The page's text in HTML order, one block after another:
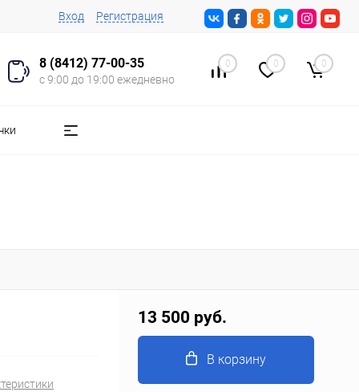
Вход Регистрация
8 (8412) 77-00-35
с 9:00 до 19:00 ежедневно
0 0 0
13 500 руб.
В корзину